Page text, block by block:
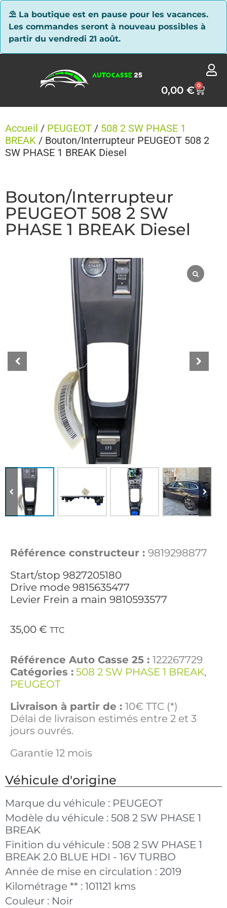
⛱ La boutique est en pause pour les vacances.
Les commandes seront à nouveau possibles à
partir du vendredi 21 août.
0,00€ 0
Accueil / PEUGEOT / 508 2 SW PHASE 1
BREAK / Bouton/Interrupteur PEUGEOT 508 2
SW PHASE 1 BREAK Diesel
Bouton/Interrupteur
PEUGEOT 508 2 SW
PHASE 1 BREAK Diesel
Référence constructeur : 9819298877
Start/stop 9827205180
Drive mode 9815635477
Levier Frein a main 9810593577
35,00 € TTC
Référence Auto Casse 25 : 122267729
Catégories : 508 2 SW PHASE 1 BREAK,
PEUGEOT
Livraison à partir de : 10€ TTC (*)
Délai de livraison estimés entre 2 et 3
jours ouvrés.
Garantie 12 mois
Véhicule d'origine
Marque du véhicule : PEUGEOT
Modèle du véhicule : 508 2 SW PHASE 1
BREAK
Finition du véhicule : 508 2 SW PHASE 1
BREAK 2.0 BLUE HDI - 16V TURBO
Année de mise en circulation : 2019
Kilométrage ** : 101121 kms
Couleur : Noir
Panneau de gestion des cookies